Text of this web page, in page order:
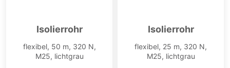
Isolierrohr
flexibel, 50 m, 320 N,
M25, lichtgrau
Isolierrohr
flexibel, 25 m, 320 N,
M25, lichtgrau